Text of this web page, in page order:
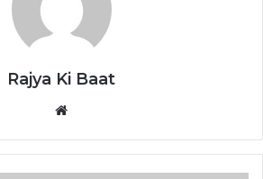
Rajya Ki Baat